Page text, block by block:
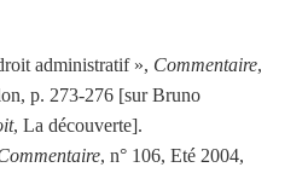
administratif », Commentaire,
p. 273-276 [sur Bruno
, La découverte].
, n° 106, Eté 2004,